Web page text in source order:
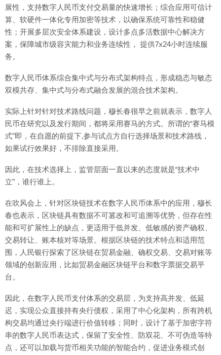
展性，支持数字人民币支付交易量的快速增长；综合应用可信计
算、软硬件一体化专用加密等技术，以确保系统可靠性和稳健
性；开展多层次安全体系建设，设计多点多活数据中心解决方
案，保障城市级容灾能力和业务连续性， 提供7x24小时连续服
务。
数字人民币体系综合集中式与分布式架构特点，形成稳态与敏态
双模共存、集中式与分布式融合发展的混合技术架构。
实际上针对针对技术路线问题，穆长春很早之前就表示，数字人
民币在研究以及发行期间，都将采用赛马的方式。所谓的“赛马模
式”即，在自愿的前提下,参与试点方自行选择场景和技术路线，
如果试行效果好，不排除直接采用。
因此，在技术选择上，监管层面一直以来的态度就是“技术中
立”，谁行谁上。
在吹风会上，针对区块链技术在数字人民币体系中的应用，穆长
春也表示，区块链具有数据不可篡改和可追溯等优势，但存在性
能和可扩展性上的缺点，更适用于低并发、低敏感的资产确权、
交易转让、账本核对等场景。根据区块链的技术特点和适用范
围，人民银行探索了区块链在贸易金融、确权交易、交易对账等
领域的创新应用，比如贸易金融区块链平台和数字票据交易平
台。
因此，在数字人民币支付体系的交易层，为支持高并发、低延
迟，实现公众直接持有央行债权，采用了中心化架构，所有跨机
构交易均通过央行端进行价值转移；同时，设计了基于加密字符
串的数字人民币表达式，保留了安全性、防双花、不可伪造等特
点，还可以加载与货币相关功能的智能合约，促进业务模式创